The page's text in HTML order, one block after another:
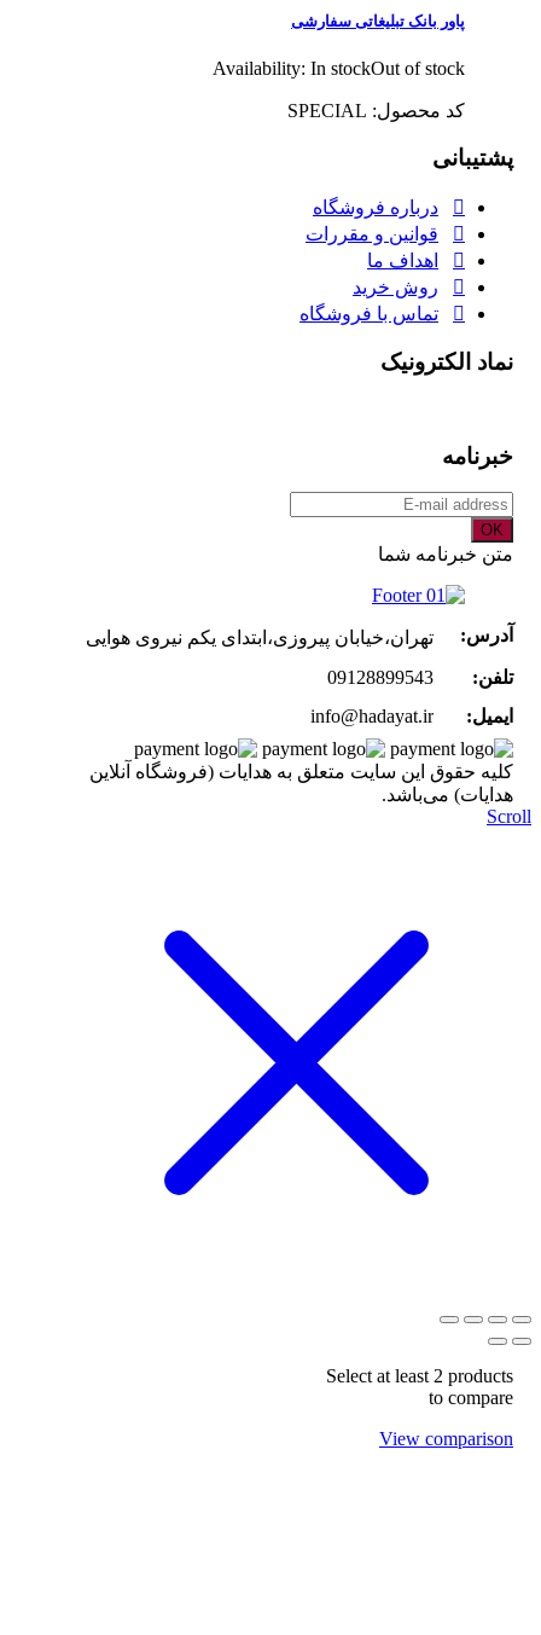
پاور بانک تبلیغاتی سفارشی
Availability:In stockOut of stock
کد محصول: SPECIAL
پشتیبانی
درباره فروشگاه
قوانین و مقررات
اهداف ما
روش خرید
تماس با فروشگاه
نماد الکترونیک
خبرنامه
متن خبرنامه شما
آدرس:
تهران،خیابان پیروزی،ابتدای یکم نیروی هوایی
تلفن:
09128899543
ایمیل:
info@hadayat.ir
کليه حقوق اين سايت متعلق به هدایات (فروشگاه آنلاین
هدایات) می‌باشد.
Select at least 2 products
to compare
View comparison